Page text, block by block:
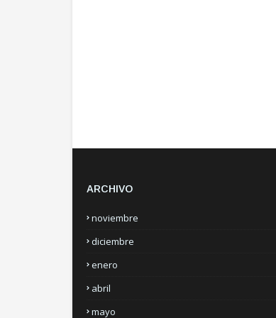
ARCHIVO
noviembre
diciembre
enero
abril
mayo